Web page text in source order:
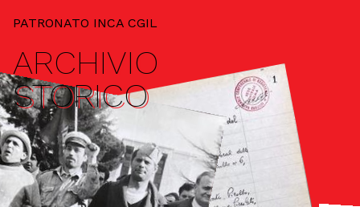
PATRONATO INCA CGIL
ARCHIVIO
STORICO